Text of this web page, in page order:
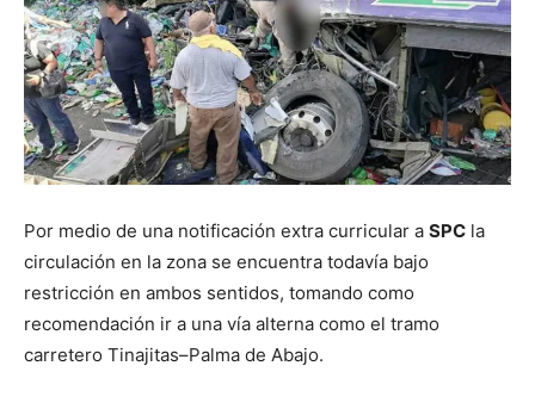
Por medio de una notificación extra curricular a SPC la
circulación en la zona se encuentra todavía bajo
restricción en ambos sentidos, tomando como
recomendación ir a una vía alterna como el tramo
carretero Tinajitas–Palma de Abajo.